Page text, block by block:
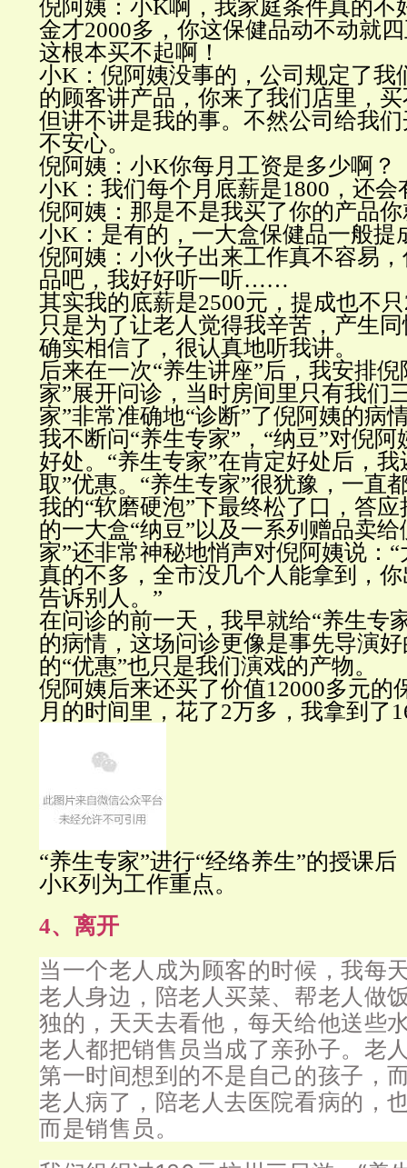
倪阿姨：小K啊，我家庭条件真的不
金才2000多，你这保健品动不动就
这根本买不起啊！
小K：倪阿姨没事的，公司规定了我
的顾客讲产品，你来了我们店里，
但讲不讲是我的事。不然公司给我
不安心。
倪阿姨：小K你每月工资是多少啊？
小K：我们每个月底薪是1800，还会
倪阿姨：那是不是我买了你的产品
小K：是有的，一大盒保健品一般提
倪阿姨：小伙子出来工作真不容易
品吧，我好好听一听……
其实我的底薪是2500元，提成也不
只是为了让老人觉得我辛苦，产生
确实相信了，很认真地听我讲。
后来在一次“养生讲座”后，我安排
家”展开问诊，当时房间里只有我们
家”非常准确地“诊断”了倪阿姨的病
我不断问“养生专家”，“纳豆”对倪
好处。“养生专家”在肯定好处后，
取”优惠。“养生专家”很犹豫，一直
我的“软磨硬泡”下最终松了口，答
的一大盒“纳豆”以及一系列赠品卖
家”还非常神秘地悄声对倪阿姨说：
真的不多，全市没几个人能拿到，
告诉别人。”
在问诊的前一天，我早就给“养生专
的病情，这场问诊更像是事先导演
的“优惠”也只是我们演戏的产物。
倪阿姨后来还买了价值12000多元的
月的时间里，花了2万多，我拿到了
“养生专家”进行“经络养生”的授课后
小K列为工作重点。
4、离开
当一个老人成为顾客的时候，我每
老人身边，陪老人买菜、帮老人做
独的，天天去看他，每天给他送些
老人都把销售员当成了亲孙子。老
第一时间想到的不是自己的孩子，
老人病了，陪老人去医院看病的，
而是销售员。